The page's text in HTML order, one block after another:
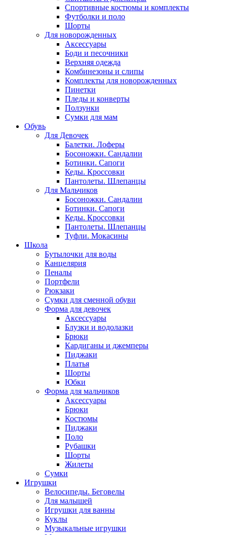
Спортивные костюмы и комплекты
Футболки и поло
Шорты
Для новорожденных
Аксессуары
Боди и песочники
Верхняя одежда
Комбинезоны и слипы
Комплекты для новорожденных
Пинетки
Пледы и конверты
Ползунки
Сумки для мам
Обувь
Для Девочек
Балетки. Лоферы
Босоножки. Сандалии
Ботинки. Сапоги
Кеды. Кроссовки
Пантолеты. Шлепанцы
Для Мальчиков
Босоножки. Сандалии
Ботинки. Сапоги
Кеды. Кроссовки
Пантолеты. Шлепанцы
Туфли. Мокасины
Школа
Бутылочки для воды
Канцелярия
Пеналы
Портфели
Рюкзаки
Сумки для сменной обуви
Форма для девочек
Аксессуары
Блузки и водолазки
Брюки
Кардиганы и джемперы
Пиджаки
Платья
Шорты
Юбки
Форма для мальчиков
Аксессуары
Брюки
Костюмы
Пиджаки
Поло
Рубашки
Шорты
Жилеты
Сумки
Игрушки
Велосипеды. Беговелы
Для малышей
Игрушки для ванны
Куклы
Музыкальные игрушки